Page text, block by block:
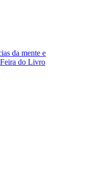
da mente e
Feira do Livro